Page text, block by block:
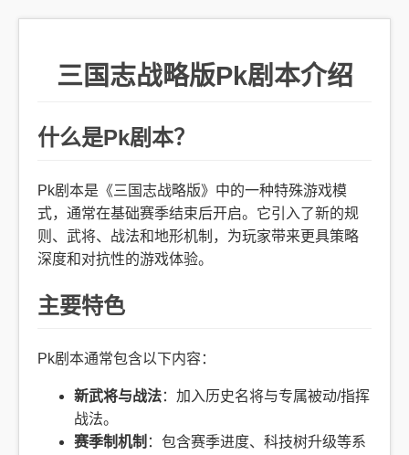
三国志战略版Pk剧本介绍
什么是Pk剧本？
Pk剧本是《三国志战略版》中的一种特殊游戏模
式，通常在基础赛季结束后开启。它引入了新的规
则、武将、战法和地形机制，为玩家带来更具策略
深度和对抗性的游戏体验。
主要特色
Pk剧本通常包含以下内容：
新武将与战法：加入历史名将与专属被动/指挥
战法。
赛季制机制 ：包含赛季进度、科技树升级等系